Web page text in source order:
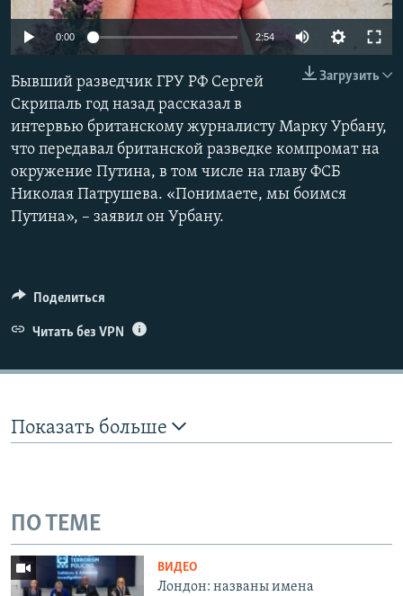
ПОБЕДИТЕЛЕЙ НЕ СУДЯТ?
ELIFBE
УКРАИНСКАЯ ПРОБЛЕМА КРЫМА
ПРИСОЕДИНЯЙТЕСЬ!
Все сайты RFE/RL
0:00 2:54
Загрузить
Бывший разведчик ГРУ РФ Сергей
Скрипаль год назад рассказал в
интервью британскому журналисту Марку Урбану,
что передавал британской разведке компромат на
окружение Путина, в том числе на главу ФСБ
Николая Патрушева. «Понимаете, мы боимся
Путина», – заявил он Урбану.
Поделиться
Читать без VPN
Показать больше
ПО ТЕМЕ
ВИДЕО
Лондон: названы имена